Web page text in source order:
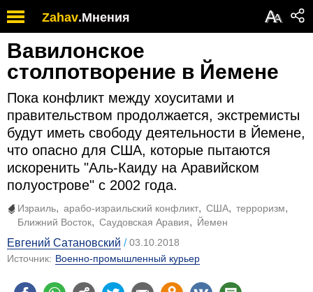
Zahav.Мнения АА
Вавилонское
столпотворение в Йемене
Пока конфликт между хоуситами и
правительством продолжается, экстремисты
будут иметь свободу деятельности в Йемене,
что опасно для США, которые пытаются
искоренить "Аль-Каиду на Аравийском
полуострове" с 2002 года.
Израиль арабо-израильский конфликт США
терроризм
Ближний Восток
Саудовская Аравия Йемен
Евгений Сатановский
03.10.2018
Источник: Военно-промышленный курьер